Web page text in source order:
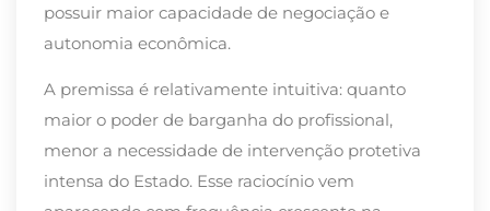
possuir maior capacidade de negociação e
autonomia econômica.
A premissa é relativamente intuitiva: quanto
maior o poder de barganha do profissional,
menor a necessidade de intervenção protetiva
intensa do Estado. Esse raciocínio vem